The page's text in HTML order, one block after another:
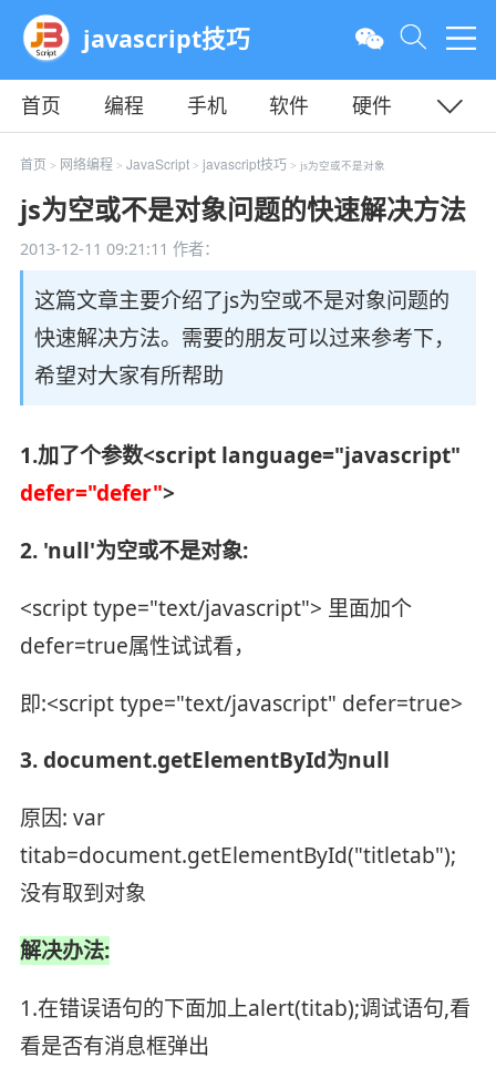
javascript技巧
首页 编程 手机 软件
硬件
教程
平面 服务器
首页 > 网络编程 > JavaScript> javascript技巧 > js为空或不是对象
js为空或不是对象问题的快速解决方法
2013-12-11 09:21:11 作者：
这篇文章主要介绍了js为空或不是对象问题的
快速解决方法。需要的朋友可以过来参考下，
希望对大家有所帮助
1.加了个参数<script language="javascript"
defer="defer">
2. 'null'为空或不是对象:
<script type="text/javascript"> 里面加个
defer=true属性试试看，
即:<script type="text/javascript" defer=true>
3. document.getElementById为null
原因: var
titab=document.getElementById("titletab");
没有取到对象
解决办法:
1.在错误语句的下面加上alert(titab);调试语句,看
看是否有消息框弹出